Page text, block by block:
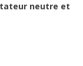
neutre et